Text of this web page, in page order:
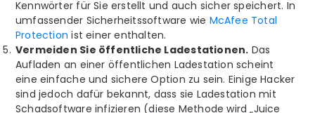
Kennwörter für Sie erstellt und auch sicher speichert. In
umfassender Sicherheitssoftware wie McAfee Total
Protection ist einer enthalten.
Vermeiden Sie öffentliche Ladestationen. Das
Aufladen an einer öffentlichen Ladestation scheint
eine einfache und sichere Option zu sein. Einige Hacker
sind jedoch dafür bekannt, dass sie Ladestation mit
Schadsoftware infizieren (diese Methode wird „Juice